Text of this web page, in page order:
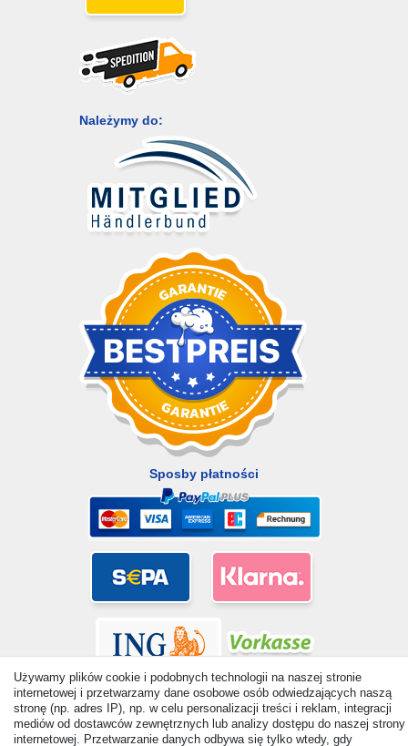
Należymy do:
Sposby płatności
Używamy plików cookie i podobnych technologii na naszej stronie
internetowej i przetwarzamy dane osobowe osób odwiedzających naszą
stronę (np. adres IP), np. w celu personalizacji treści i reklam, integracji
mediów od dostawców zewnętrznych lub analizy dostępu do naszej strony
internetowej. Przetwarzanie danych odbywa się tylko wtedy, gdy